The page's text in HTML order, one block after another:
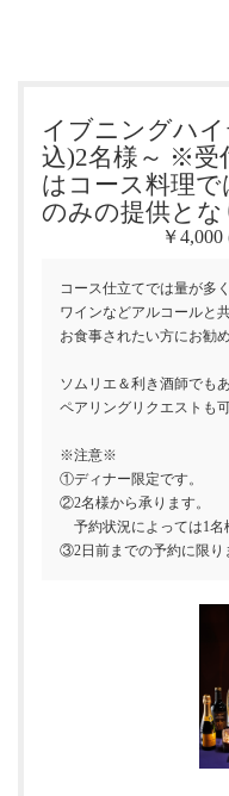
イブニングハ
込)2名様～ ※受
はコース料理
のみの提供とな
￥
コース仕立てでは量が多く
ワインなどアルコールと
お食事されたい方にお勧め
ソムリエ＆利き酒師でも
ペアリングリクエストも可
※注意※
①ディナー限定です。
②2名様から承ります。
予約状況によっては1名
③2日前までの予約に限り